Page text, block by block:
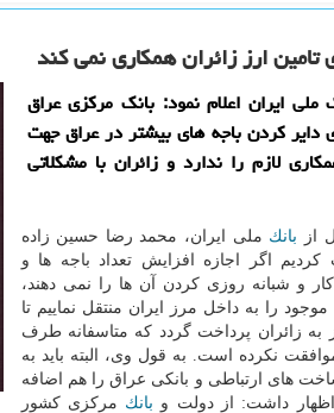
ارز زائران همكاری نمی كند
ایران اعلام نمود: بانك مركزی عراق
كردن باجه های بیشتر در عراق جهت
لازم را ندارد و زائران با مشكلاتی
از بانك ملی ایران، محمد رضا حسین زاده
اگر اجازه افزایش تعداد باجه ها و
و شبانه روزی كردن آن ها را نمی دهند،
موجود را به داخل مرز ایران منتقل نماییم تا
زائران پرداخت گردد كه متاسفانه طرف
نكرده است. به قول وی، البته باید به
های ارتباطی و بانكی عراق را هم اضافه
اظهار داشت: از دولت و بانك مركزی كشور